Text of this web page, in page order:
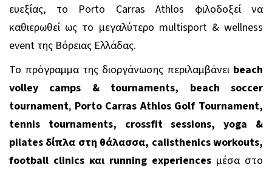
ευεξίας, το Porto Carras Athlos φιλοδοξεί να
καθιερωθεί ως το μεγαλύτερο multisport & wellness
event της Βόρειας Ελλάδας.
Το πρόγραμμα της διοργάνωσης περιλαμβάνει beach
volley camps & tournaments,
beach soccer
tournament, Porto Carras Athlos Golf Tournament,
tennis tournaments, crossfit sessions, yoga &
pilates δίπλα στη θάλασσα, calisthenics workouts,
football clinics και running experiences μέσα στο